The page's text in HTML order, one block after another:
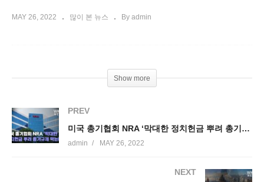
MAY 26, 2022 많이 본 뉴스 By admin
Show more
PREV
미국 총기협회 NRA ‘막대한 정치헌금 뿌려 총기규제 막는다’
admin MAY 26, 2022
NEXT